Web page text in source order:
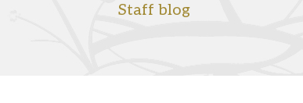
Staff blog